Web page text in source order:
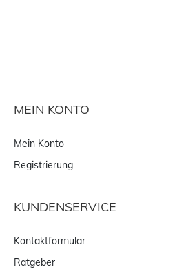
MEIN KONTO
Mein Konto
Registrierung
KUNDENSERVICE
Kontaktformular
Ratgeber